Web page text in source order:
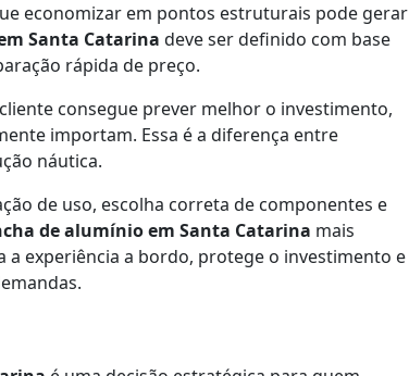
economizar em pontos estruturais pode gerar
Santa Catarina deve ser definido com base
rápida de preço.
consegue prever melhor o investimento,
importam. Essa é a diferença entre
náutica.
de uso, escolha correta de componentes e
de alumínio em Santa Catarina mais
a experiência a bordo, protege o investimento e